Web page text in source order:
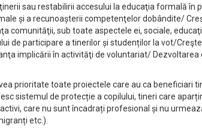
sau restabilirii accesului la educaţia formală în
și a recunoașterii competenţelor dobândite/
comunităţii, sub toate aspectele ei, sociale,
de participare a tinerilor și studenților la vot/
implicării în activităţi de voluntariat/
prioritate toate proiectele care au ca beneficiari
sistemul de protecție a copilului, tineri care
care nu sunt încadrați profesional și nu
etc.).